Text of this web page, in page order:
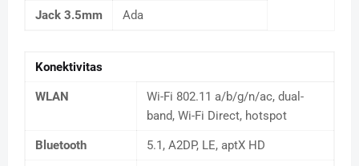
Jack 3.5mm Ada
Konektivitas
WLAN
Wi-Fi 802.11 a/b/g/n/ac, dual-
band, Wi-Fi Direct, hotspot
Bluetooth 5.1, A2DP, LE, aptX HD